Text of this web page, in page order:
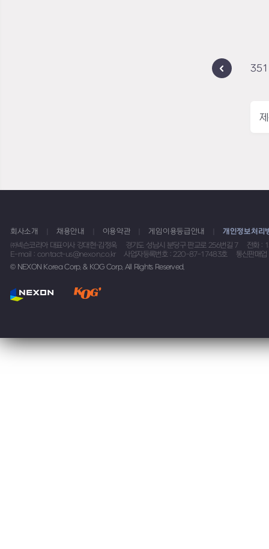
351
회사소개 채용안내 이용약관 게임이용등급안내
개인정보처리
㈜넥슨코리아 대표이사 강대현·김정욱
경기도 성남시 분당구 판교로 256번길 7
전화 :
E-mail : contact-us@nexon.co.kr
사업자등록번호 : 220-87-17483호
통신판매
© NEXON Korea Corp. & KOG Corp. All Rights Reserved.